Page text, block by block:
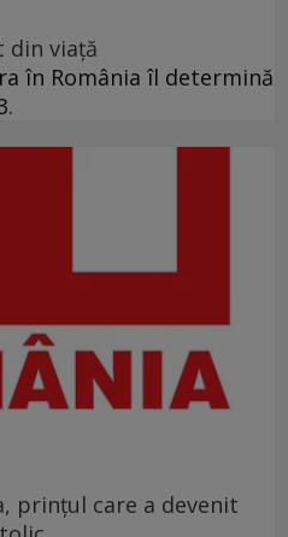
din viață
în România îl determină
prințul care a devenit